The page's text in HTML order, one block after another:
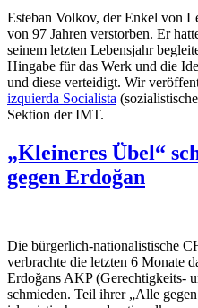
Esteban Volkov, der Enkel von
von 97 Jahren verstorben. Er
seinem letzten Lebensjahr
Hingabe für das Werk und die
und diese verteidigt. Wir
izquierda Socialista
Sektion der IMT.
„Kleineres Übel“
gegen Erdoğan
Die bürgerlich-nationalistische
verbrachte die letzten 6 Monate
Erdoğans AKP (Gerechtigkeits-
schmieden. Teil ihrer „Alle